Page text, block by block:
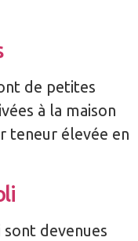
de petites
à la maison
teneur élevée en
devenues